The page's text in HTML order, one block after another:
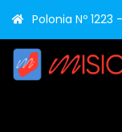
Polonia Nº